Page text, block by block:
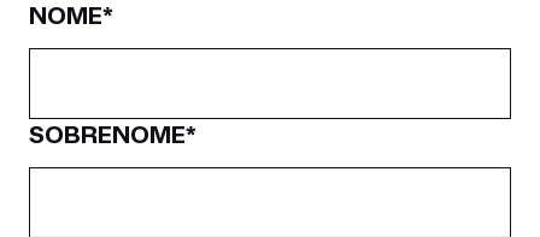
NOME*
SOBRENOME*